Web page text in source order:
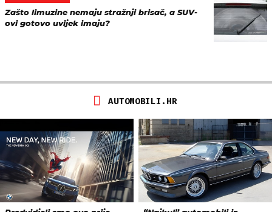
Zašto limuzine nemaju stražnji brisač, a SUV-
ovi gotovo uvijek imaju?